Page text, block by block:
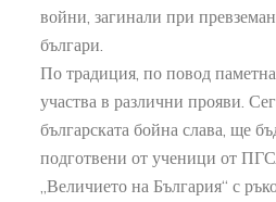
войни, загинали при
българи.
По традиция, по повод
участва в различни прояви.
българската бойна слава, ще
подготвени от ученици от
„Величието на България“ с